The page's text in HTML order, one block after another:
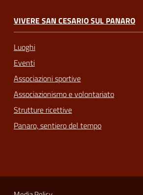
VIVERE SAN CESARIO SUL PANARO
Luoghi
Eventi
Associazioni sportive
Associazionismo e volontariato
Strutture ricettive
Panaro, sentiero del tempo